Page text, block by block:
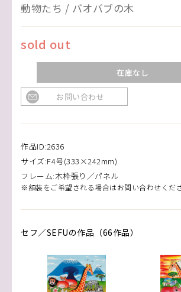
動物たち / バオバブの木
sold out
在庫なし
お問い合わせ
作品ID:2636
サイズ:F4号(333×242mm)
フレーム:木枠張り／パネル
※額装をご希望される場合はお問い合わせくださ
セフ／SEFUの作品（66作品）